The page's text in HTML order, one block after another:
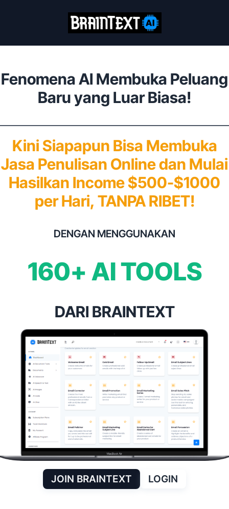
Fenomena AI Membuka Peluang
Baru yang Luar Biasa!
Kini Siapapun Bisa Membuka
Jasa Penulisan Online dan Mulai
Hasilkan Income $500-$1000
per Hari, TANPA RIBET!
DENGAN MENGGUNAKAN
160+ AI TOOLS
DARI BRAINTEXT
JOIN BRAINTEXT LOGIN